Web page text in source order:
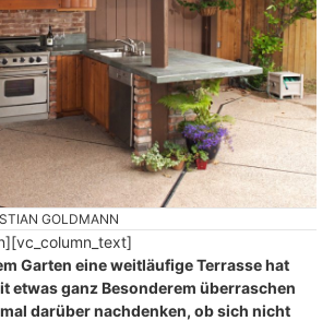
GOLDMANN
Garten eine weitläufige Terrasse hat
etwas ganz Besonderem überraschen
darüber nachdenken, ob sich nicht